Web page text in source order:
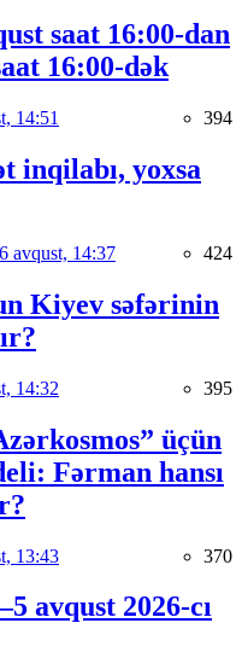
saat 16:00-dan
16:00-dək
14:51 394
inqilabı, yoxsa
avqust, 14:37 424
Kiyev səfərinin
14:32 395
üçün
Fərman hansı
13:43 370
avqust 2026-cı